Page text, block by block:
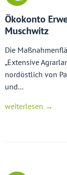
Ökokonto
Muschwitz
Die
„Extensive
nordöstlich von
und...
weiterlesen →